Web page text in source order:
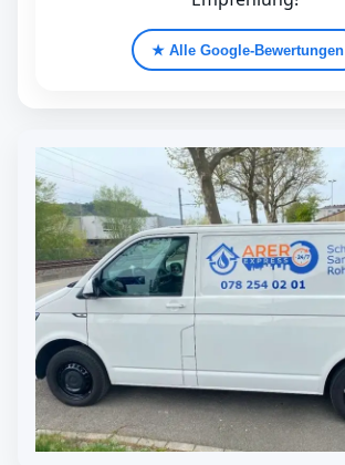
★ Alle Google‑Bewertungen